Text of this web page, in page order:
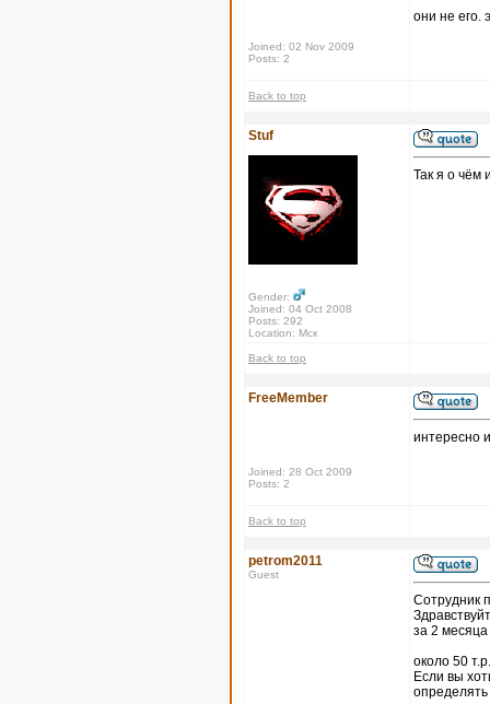
Joined: 02 Nov 2009
Posts: 2
они не его.
Back to top
Stuf
Gender:
Joined: 04 Oct 2008
Posts: 292
Location: Мск
Так я о чём
Back to top
FreeMember
Joined: 28 Oct 2009
Posts: 2
интересно
Back to top
petrom2011
Guest
Coтрудник
за 2
около 50
Если вы